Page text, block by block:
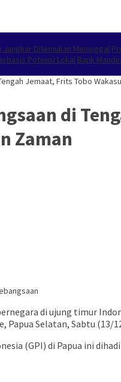
Jangkar Ditemukan Meninggal
Potensi Lokal Bank
Jemaat, Frits Tobo
di
Zaman
di ujung timur
Papua Selatan, Sabtu (13/
(GPI) di Papua ini